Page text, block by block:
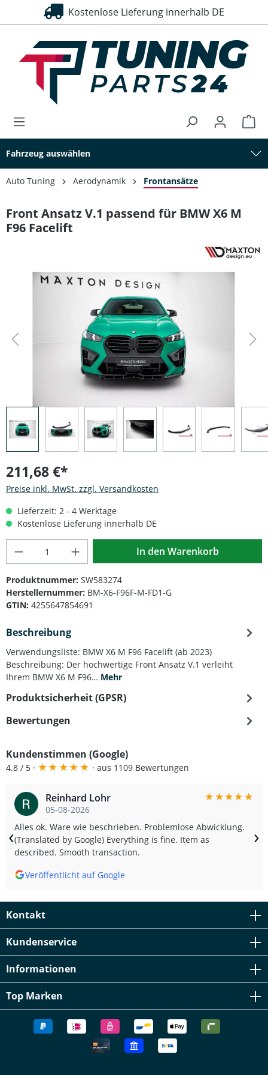
springen Kostenlose Lieferung innerhalb DE
Fahrzeug auswählen
Auto Tuning Aerodynamik Frontansätze
Front Ansatz V.1 passend für BMW X6 M
F96 Facelift
Bildergalerie überspringen
211,68 €*
Preise inkl. MwSt. zzgl. Versandkosten
Lieferzeit: 2 - 4 Werktage
Kostenlose Lieferung innerhalb DE
Produkt Anzahl: Gib den gewünschten
In den Warenkorb
Produktnummer: SW583274
Herstellernummer: BM-X6-F96F-M-FD1-G
GTIN: 4255647854691
Beschreibung
Verwendungsliste: BMW X6 M F96 Facelift (ab 2023)
Beschreibung: Der hochwertige Front Ansatz V.1 verleiht
Ihrem BMW X6 M F96… Mehr
Produktsicherheit (GPSR)
Bewertungen
Kundenstimmen (Google)
4.8 / 5 · ★★★★★ · aus 1109 Bewertungen
Reinhard Lohr
05-08-2026
★★★★★
Alles ok. Ware wie beschrieben. Problemlose Abwicklung.
(Translated by Google) Everything is fine. Item as
described. Smooth transaction.
Veröffentlicht auf Google
‹ ›
Kontakt
Kundenservice
Informationen
Top Marken